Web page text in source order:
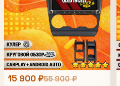
15 900 ₽55 900 ₽